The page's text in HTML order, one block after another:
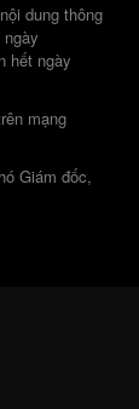
dung thông
hết ngày
mạng
Giám đốc,